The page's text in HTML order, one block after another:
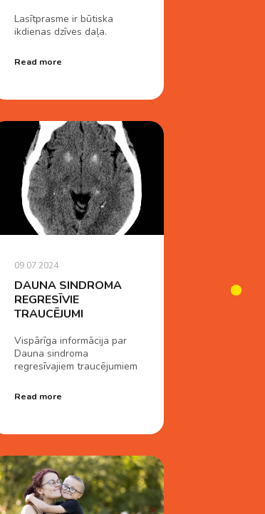
Lasītprasme ir būtiska
ikdienas dzīves daļa.
Read more
09.07.2024
DAUNA SINDROMA
REGRESĪVIE
TRAUCĒJUMI
Vispārīga informācija par
Dauna sindroma
regresīvajiem traucējumiem
Read more